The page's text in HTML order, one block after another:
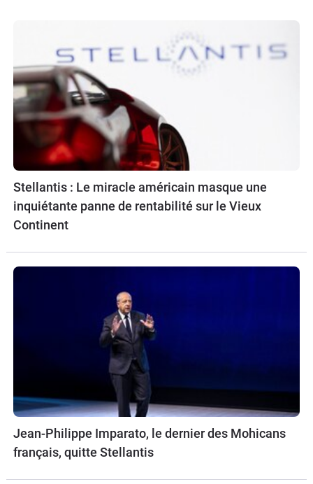
Stellantis : Le miracle américain masque une
inquiétante panne de rentabilité sur le Vieux
Continent
Jean-Philippe Imparato, le dernier des Mohicans
français, quitte Stellantis